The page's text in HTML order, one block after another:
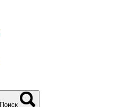
Поиск